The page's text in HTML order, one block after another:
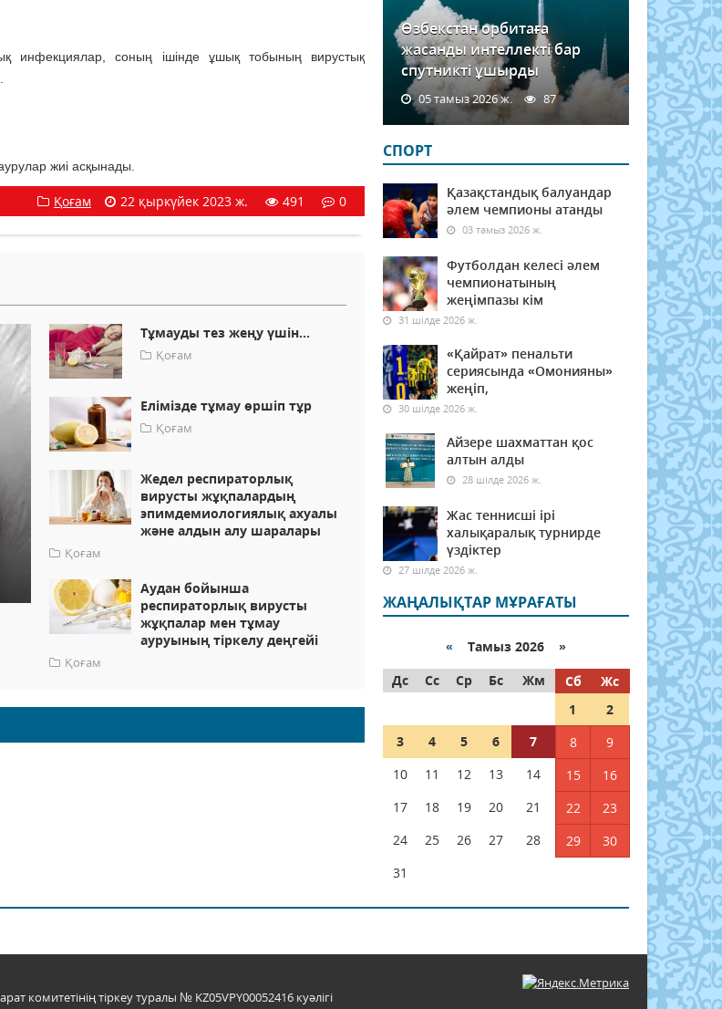
инфекциялар, соның ішінде ұшық тобының вирустық
жиі асқынады.
Қоғам 22 қыркүйек 2023 ж. 491 0
Тұмауды тез жеңу үшін...
Қоғам
Елімізде тұмау өршіп тұр
Қоғам
Жедел респираторлық
вирусты жұқпалардың
эпимдемиологиялық ахуалы
және алдын алу шаралары
Қоғам
Аудан бойынша
респираторлық вирусты
жұқпалар мен тұмау
ауруының тіркелу деңгейі
Қоғам
Өзбекстан орбитаға
жасанды интеллекті бар
спутникті ұшырды
05 тамыз 2026 ж. 87
СПОРТ
Қазақстандық балуандар
әлем чемпионы атанды
03 тамыз 2026 ж.
Футболдан келесі әлем
чемпионатының
жеңімпазы кім
31 шілде 2026 ж.
«Қайрат» пенальти
сериясында «Омонияны»
жеңіп,
30 шілде 2026 ж.
Айзере шахматтан қос
алтын алды
28 шілде 2026 ж.
Жас теннисші ірі
халықаралық турнирде
үздіктер
27 шілде 2026 ж.
ЖАҢАЛЫҚТАР МҰРАҒАТЫ
« Тамыз 2026 »
Дс
Сс Ср Бс Жм Сб
Жс
1
2
3
4 5 6 7 8
9
10
11 12 13 14 15
16
17
18 19 20 21 22
23
24
25 26 27 28 29
30
31
комитетінің тіркеу туралы № KZ05VPY00052416 куәлігі